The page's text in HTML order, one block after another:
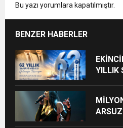
Bu yazı yorumlara kapatılmıştır.
BENZER HABERLER
YILLIK